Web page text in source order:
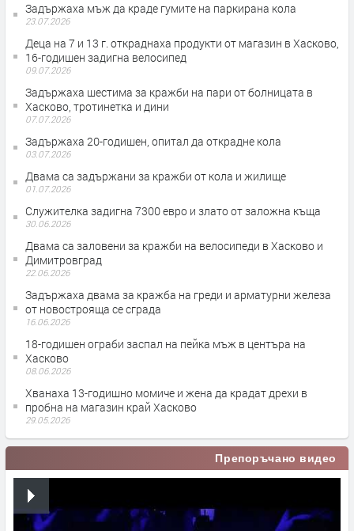
Задържаха мъж да краде гумите на паркирана кола
23.07.2026
Деца на 7 и 13 г. откраднаха продукти от магазин в Хасково,
16-годишен задигна велосипед
09.07.2026
Задържаха шестима за кражби на пари от болницата в
Хасково, тротинетка и дини
07.07.2026
Задържаха 20-годишен, опитал да открадне кола
03.07.2026
Двама са задържани за кражби от кола и жилище
01.07.2026
Служителка задигна 7300 евро и злато от заложна къща
30.06.2026
Двама са заловени за кражби на велосипеди в Хасково и
Димитровград
22.06.2026
Задържаха двама за кражба на греди и арматурни железа
от новострояща се сграда
16.06.2026
18-годишен ограби заспал на пейка мъж в центъра на
Хасково
08.06.2026
Хванаха 13-годишно момиче и жена да крадат дрехи в
пробна на магазин край Хасково
29.05.2026
Препоръчано видео